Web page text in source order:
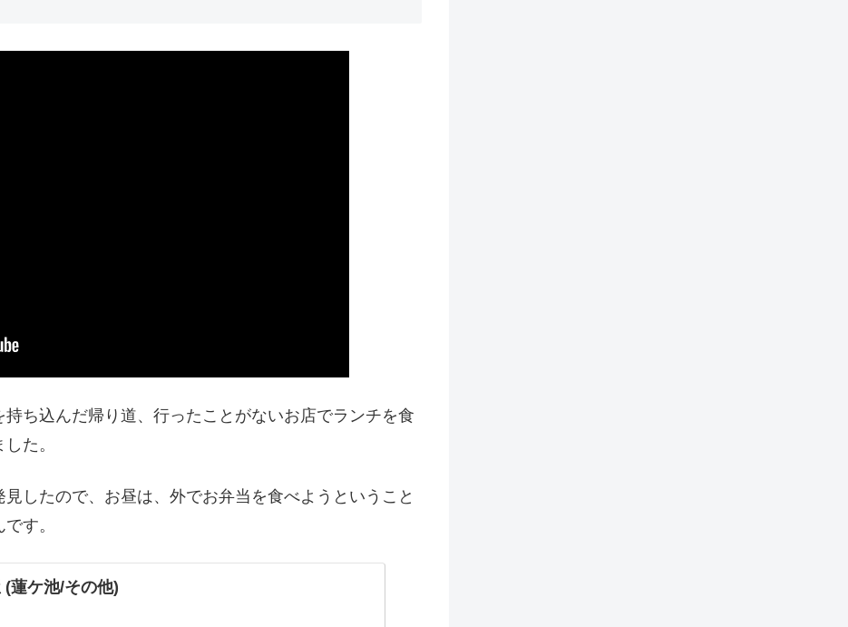
ち込んだ帰り道、行ったことがないお店でランチを食
た。
したので、お昼は、外でお弁当を食べようということ
す。
(蓮ケ池/その他)